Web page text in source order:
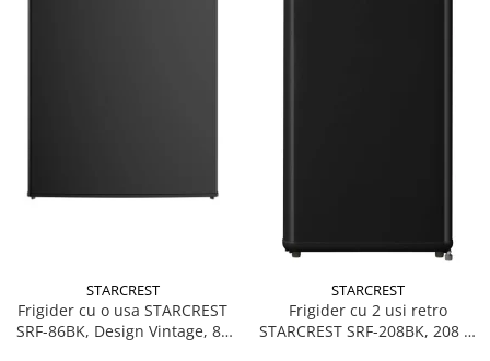
STARCREST
Frigider cu o usa STARCREST
SRF-86BK, Design Vintage, 85
STARCREST
Frigider cu 2 usi retro
STARCREST SRF-208BK, 208 L,